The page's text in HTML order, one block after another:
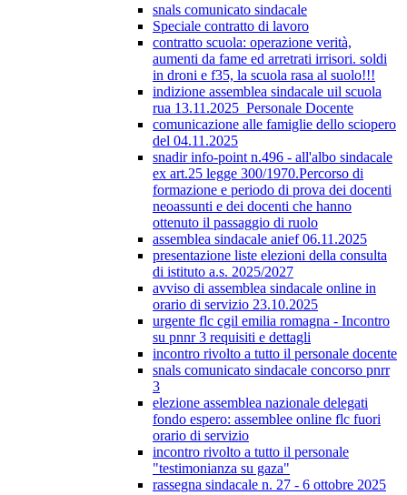
snals comunicato sindacale
Speciale contratto di lavoro
contratto scuola: operazione verità,
aumenti da fame ed arretrati irrisori. soldi
in droni e f35, la scuola rasa al suolo!!!
indizione assemblea sindacale uil scuola
rua 13.11.2025_Personale Docente
comunicazione alle famiglie dello sciopero
del 04.11.2025
snadir info-point n.496 - all'albo sindacale
ex art.25 legge 300/1970.Percorso di
formazione e periodo di prova dei docenti
neoassunti e dei docenti che hanno
ottenuto il passaggio di ruolo
assemblea sindacale anief 06.11.2025
presentazione liste elezioni della consulta
di istituto a.s. 2025/2027
avviso di assemblea sindacale online in
orario di servizio 23.10.2025
urgente flc cgil emilia romagna - Incontro
su pnnr 3 requisiti e dettagli
incontro rivolto a tutto il personale docente
snals comunicato sindacale concorso pnrr
3
elezione assemblea nazionale delegati
fondo espero: assemblee online flc fuori
orario di servizio
incontro rivolto a tutto il personale
"testimonianza su gaza"
rassegna sindacale n. 27 - 6 ottobre 2025